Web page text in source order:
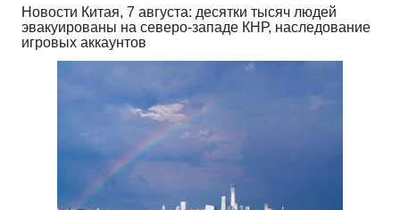
Новости Китая, 7 августа: десятки тысяч людей
эвакуированы на северо-западе КНР, наследование
игровых аккаунтов